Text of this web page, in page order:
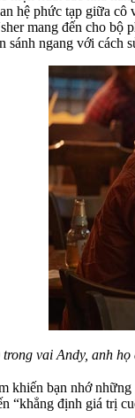
hệ phức tạp giữa
mang đến cho
ngang với cách
vai Andy, anh
khiến bạn nhớ
“khẳng định giá trị